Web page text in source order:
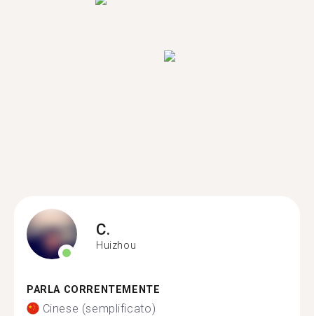
C.
Huizhou
PARLA CORRENTEMENTE
Cinese (semplificato)